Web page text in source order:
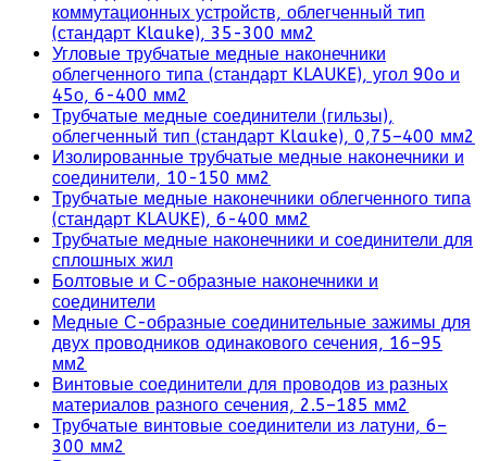
коммутационных устройств, облегченный тип
(стандарт Klauke), 35-300 мм2
Угловые трубчатые медные наконечники
облегченного типа (стандарт KLAUKE), угол 90о и
45о, 6-400 мм2
Трубчатые медные соединители (гильзы),
облегченный тип (стандарт Klauke), 0,75–400 мм2
Изолированные трубчатые медные наконечники и
соединители, 10-150 мм2
Трубчатые медные наконечники облегченного типа
(стандарт KLAUKE), 6-400 мм2
Трубчатые медные наконечники и соединители для
сплошных жил
Болтовые и С-образные наконечники и
соединители
Медные С-образные соединительные зажимы для
двух проводников одинакового сечения, 16–95
мм2
Винтовые соединители для проводов из разных
материалов разного сечения, 2.5–185 мм2
Трубчатые винтовые соединители из латуни, 6–
300 мм2